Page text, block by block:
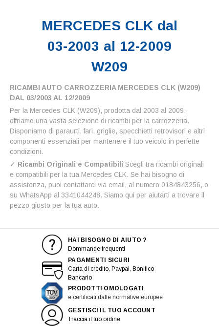
MERCEDES CLK dal
03-2003 al 12-2009
W209
RICAMBI AUTO CARROZZERIA MERCEDES CLK (W209)
DAL 03/2003 AL 12/2009
Per la Mercedes CLK (W209), prodotta dal 2003 al 2009,
offriamo una vasta selezione di ricambi per la carrozzeria.
Disponiamo di paraurti, fari, griglie, specchietti retrovisori e altri
componenti essenziali per mantenere il tuo veicolo in perfette
condizioni.
✓ Ricambi Originali e Compatibili Scegli tra ricambi originali
e compatibili per la tua Mercedes CLK. Se hai bisogno di
assistenza, puoi contattarci via email, al numero 0184843256, o
su WhatsApp al 3341044248. Siamo qui per aiutarti a trovare il
pezzo giusto per la tua auto.
HAI BISOGNO DI AIUTO ?
Dommande frequenti
PAGAMENTI SICURI
Carta di credito, Paypal, Bonifico
Bancario
PRODOTTI OMOLOGATI
e certificati dalle normative europee
GESTISCI IL TUO ACCOUNT
Traccia il tuo ordine